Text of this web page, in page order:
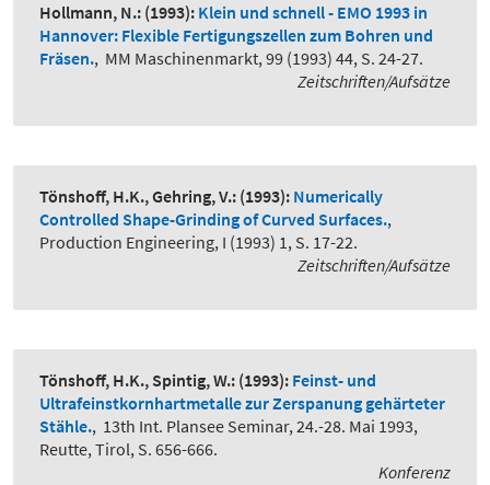
Hollmann, N.: (1993): Klein und schnell - EMO 1993 in
Hannover: Flexible Fertigungszellen zum Bohren und
Fräsen., MM Maschinenmarkt, 99 (1993) 44, S. 24-27.
Zeitschriften/Aufsätze
Tönshoff, H.K., Gehring, V.: (1993): Numerically
Controlled Shape-Grinding of Curved Surfaces.,
Production Engineering, I (1993) 1, S. 17-22.
Zeitschriften/Aufsätze
Tönshoff, H.K., Spintig, W.: (1993): Feinst- und
Ultrafeinstkornhartmetalle zur Zerspanung gehärteter
Stähle., 13th Int. Plansee Seminar, 24.-28. Mai 1993,
Reutte, Tirol, S. 656-666.
Konferenz